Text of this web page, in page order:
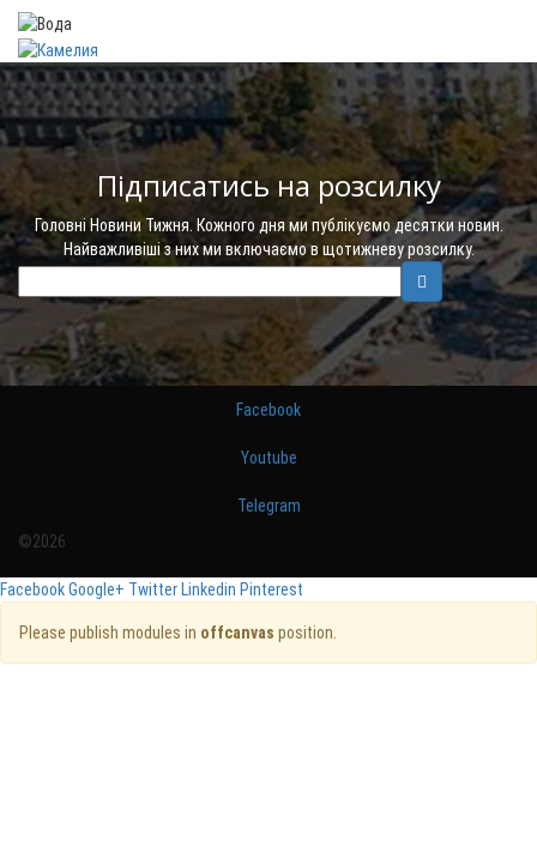
Підписатись на розсилку
Головні Новини Тижня. Кожного дня ми публікуємо десятки новин.
Найважливіші з них ми включаємо в щотижневу розсилку.
Facebook
Youtube
Telegram
©2026
FacebookGoogle+ TwitterLinkedin Pinterest
Please publish modules in offcanvas position.